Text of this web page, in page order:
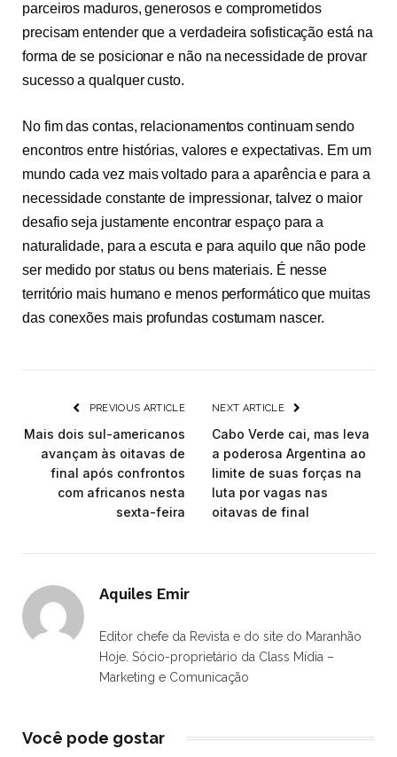
parceiros maduros, generosos e comprometidos
precisam entender que a verdadeira sofisticação está na
forma de se posicionar e não na necessidade de provar
sucesso a qualquer custo.
No fim das contas, relacionamentos continuam sendo
encontros entre histórias, valores e expectativas. Em um
mundo cada vez mais voltado para a aparência e para a
necessidade constante de impressionar, talvez o maior
desafio seja justamente encontrar espaço para a
naturalidade, para a escuta e para aquilo que não pode
ser medido por status ou bens materiais. É nesse
território mais humano e menos performático que muitas
das conexões mais profundas costumam nascer.
PREVIOUS ARTICLE
Mais dois sul-americanos
avançam às oitavas de
final após confrontos
com africanos nesta
sexta-feira
NEXT ARTICLE
Cabo Verde cai, mas leva
a poderosa Argentina ao
limite de suas forças na
luta por vagas nas
oitavas de final
Aquiles Emir
Editor chefe da Revista e do site do Maranhão
Hoje. Sócio-proprietário da Class Mídia –
Marketing e Comunicação
Você pode gostar